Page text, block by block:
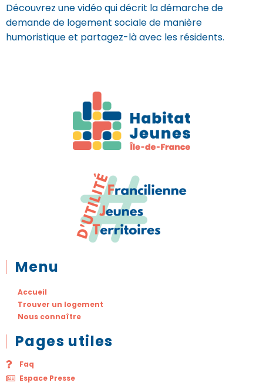
Découvrez une vidéo qui décrit la démarche de
demande de logement sociale de manière
humoristique et partagez-là avec les résidents.
Menu
Accueil
Trouver un logement
Nous connaître
Pages utiles
Faq
Espace Presse